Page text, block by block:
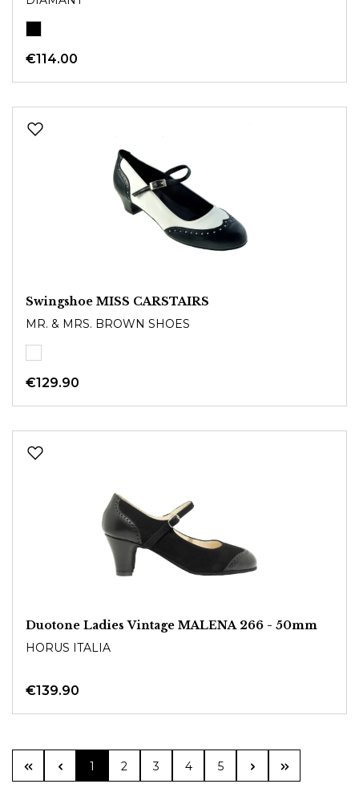
€114.00
Swingshoe MISS CARSTAIRS
MR. & MRS. BROWN SHOES
€129.90
Duotone Ladies Vintage MALENA 266 - 50mm
HORUS ITALIA
€139.90
Page
1 Page
2 Page
3 Page
4 Page
5